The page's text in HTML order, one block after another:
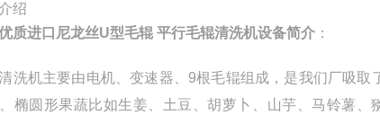
绍
质进口尼龙丝U型毛辊 平行毛辊清洗机设备简介 ：
洗机主要由电机、变速器、 9根毛辊组成，是我们厂吸取
椭圆形果蔬比如生姜、土豆、胡萝卜、山芋、马铃薯